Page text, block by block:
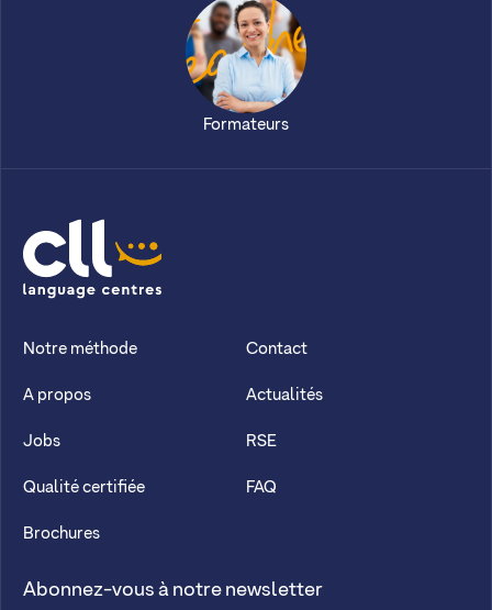
Formateurs
CLL
Notre méthode
A propos
Jobs
Qualité certifiée
Brochures
Contact
Actualités
RSE
FAQ
Abonnez-vous à notre newsletter